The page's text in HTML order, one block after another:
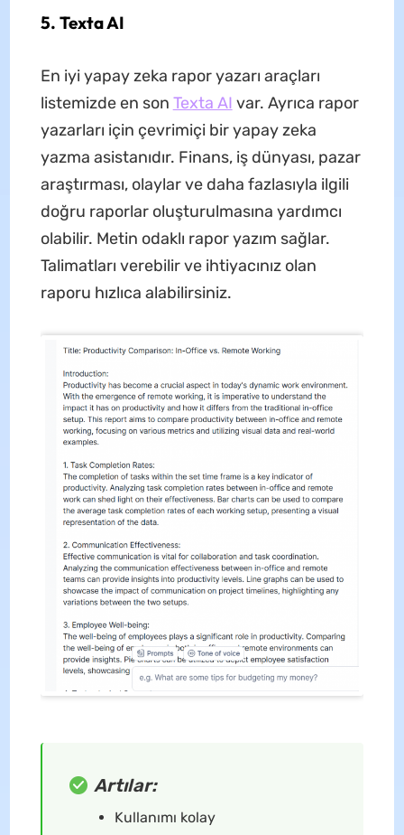
5. Texta AI
En iyi yapay zeka rapor yazarı araçları
listemizde en son Texta AI var. Ayrıca rapor
yazarları için çevrimiçi bir yapay zeka
yazma asistanıdır. Finans, iş dünyası, pazar
araştırması, olaylar ve daha fazlasıyla ilgili
doğru raporlar oluşturulmasına yardımcı
olabilir. Metin odaklı rapor yazım sağlar.
Talimatları verebilir ve ihtiyacınız olan
raporu hızlıca alabilirsiniz.
Artılar:
Kullanımı kolay